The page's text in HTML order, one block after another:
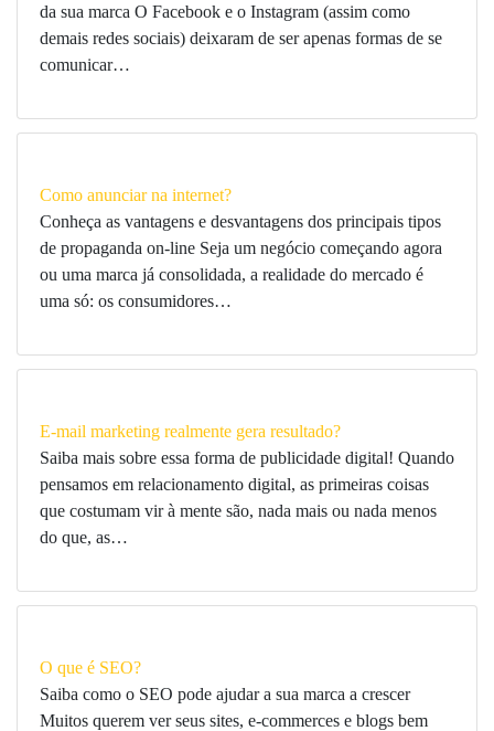
da sua marca O Facebook e o Instagram (assim como
demais redes sociais) deixaram de ser apenas formas de se
comunicar…
Como anunciar na internet?
Conheça as vantagens e desvantagens dos principais tipos
de propaganda on-line Seja um negócio começando agora
ou uma marca já consolidada, a realidade do mercado é
uma só: os consumidores…
E-mail marketing realmente gera resultado?
Saiba mais sobre essa forma de publicidade digital! Quando
pensamos em relacionamento digital, as primeiras coisas
que costumam vir à mente são, nada mais ou nada menos
do que, as…
O que é SEO?
Saiba como o SEO pode ajudar a sua marca a crescer
Muitos querem ver seus sites, e-commerces e blogs bem